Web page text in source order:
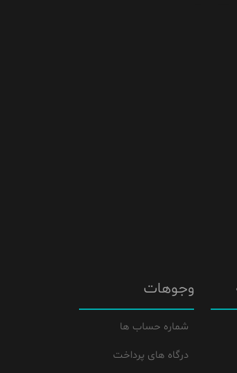
وجوهات
شماره حساب ها
درگاه های پرداخت